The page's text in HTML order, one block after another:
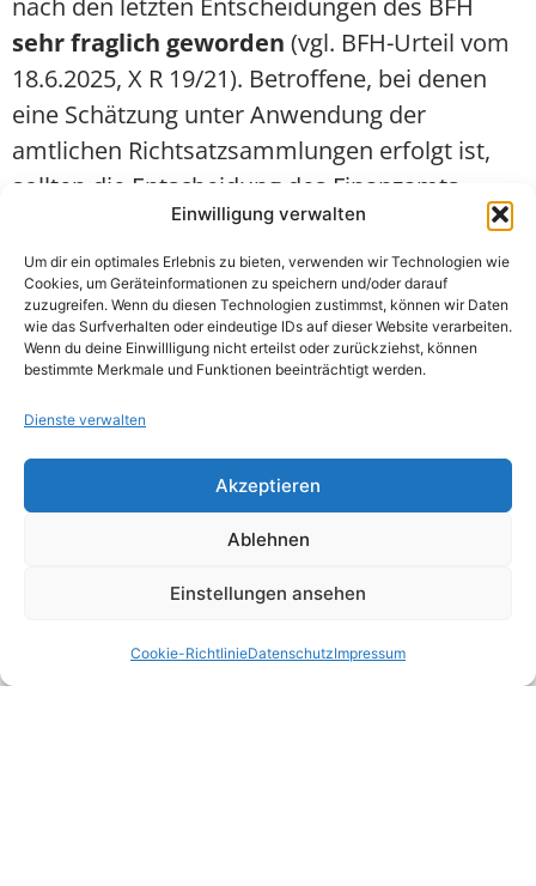
Einwilligung verwalten
Um dir ein optimales Erlebnis zu bieten, verwenden wir Technologien wie
Cookies, um Geräteinformationen zu speichern und/oder darauf
zuzugreifen. Wenn du diesen Technologien zustimmst, können wir Daten
wie das Surfverhalten oder eindeutige IDs auf dieser Website verarbeiten.
Wenn du deine Einwillligung nicht erteilst oder zurückziehst, können
bestimmte Merkmale und Funktionen beeinträchtigt werden.
Dienste verwalten
Akzeptieren
Ablehnen
Einstellungen ansehen
Cookie-RichtlinieDatenschutzImpressum
nach den letzten Entscheidungen des BFH
sehr fraglich geworden (vgl. BFH-Urteil vom
18.6.2025, X R 19/21). Betroffene, bei denen
eine Schätzung unter Anwendung der
amtlichen Richtsatzsammlungen erfolgt ist,
sollten die Entscheidung des Finanzamts
besonders genau prüfen und gegebenenfalls
ein Ruhen des Verfahrens beantragen.